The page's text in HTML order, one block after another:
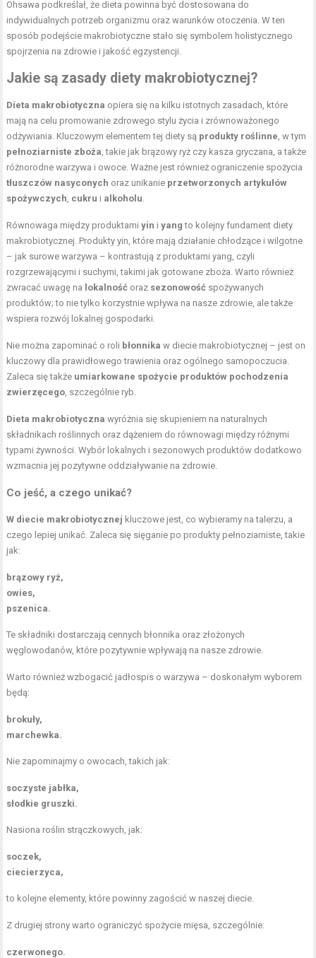
Ohsawa podkreślał, że dieta powinna być dostosowana do
indywidualnych potrzeb organizmu oraz warunków otoczenia. W ten
sposób podejście makrobiotyczne stało się symbolem holistycznego
spojrzenia na zdrowie i jakość egzystencji.
Jakie są zasady diety makrobiotycznej?
Dieta makrobiotyczna opiera się na kilku istotnych zasadach, które
mają na celu promowanie zdrowego stylu życia i zrównoważonego
odżywiania. Kluczowym elementem tej diety są produkty roślinne, w tym
pełnoziarniste zboża, takie jak brązowy ryż czy kasza gryczana, a także
różnorodne warzywa i owoce. Ważne jest również ograniczenie spożycia
tłuszczów nasyconych oraz unikanie przetworzonych artykułów
spożywczych, cukru i alkoholu.
Równowaga między produktamiyin iyang to kolejny fundament diety
makrobiotycznej. Produkty yin, które mają działanie chłodzące i wilgotne
– jak surowe warzywa – kontrastują z produktami yang, czyli
rozgrzewającymi i suchymi, takimi jak gotowane zboża. Warto również
zwracać uwagę na lokalność oraz sezonowość spożywanych
produktów; to nie tylko korzystnie wpływa na nasze zdrowie, ale także
wspiera rozwój lokalnej gospodarki.
Nie można zapominać o roli błonnika w diecie makrobiotycznej – jest on
kluczowy dla prawidłowego trawienia oraz ogólnego samopoczucia.
Zaleca się także umiarkowane spożycie produktów pochodzenia
zwierzęcego, szczególnie ryb.
Dieta makrobiotyczna wyróżnia się skupieniem na naturalnych
składnikach roślinnych oraz dążeniem do równowagi między różnymi
typami żywności. Wybór lokalnych i sezonowych produktów dodatkowo
wzmacnia jej pozytywne oddziaływanie na zdrowie.
Co jeść, a czego unikać?
W diecie makrobiotycznej kluczowe jest, co wybieramy na talerzu, a
czego lepiej unikać. Zaleca się sięganie po produkty pełnoziarniste, takie
jak:
brązowy ryż,
owies,
pszenica.
Te składniki dostarczają cennych błonnika oraz złożonych
węglowodanów, które pozytywnie wpływają na nasze zdrowie.
Warto również wzbogacić jadłospis o warzywa – doskonałym wyborem
będą:
brokuły,
marchewka.
Nie zapominajmy o owocach, takich jak:
soczyste jabłka,
słodkie gruszki.
Nasiona roślin strączkowych, jak:
soczek,
ciecierzyca,
to kolejne elementy, które powinny zagościć w naszej diecie.
Z drugiej strony warto ograniczyć spożycie mięsa, szczególnie:
czerwonego.